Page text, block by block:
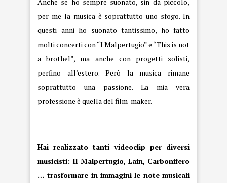
per me la musica è soprattutto uno sfogo. In
questi anni ho suonato tantissimo, ho fatto
molti concerti con “I Malpertugio” e “This is not
a brothel”, ma anche con progetti solisti,
perfino all’estero. Però la musica rimane
soprattutto una passione. La mia vera
professione è quella del film-maker.
Hai realizzato tanti videoclip per diversi
musicisti: Il Malpertugio, Lain, Carbonifero
… trasformare in immagini le note musicali